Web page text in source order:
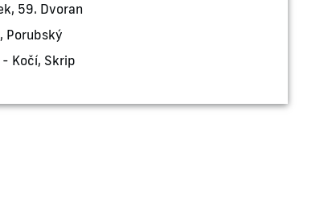
59. Dvoran
Porubský
Kočí, Skrip